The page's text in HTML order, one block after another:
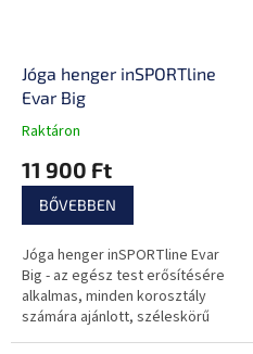
Jóga henger inSPORTline
Evar Big
A
átlagos
értékelése
0,0
csillag.
Raktáron
11 900 Ft
BŐVEBBEN
Jóga henger inSPORTline Evar
Big - az egész test erősítésére
alkalmas, minden korosztály
számára ajánlott, széleskörű
felhasználás